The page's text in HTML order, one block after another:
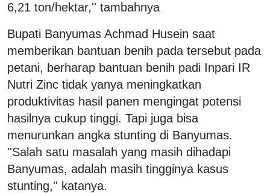
6,21 ton/hektar,'' tambahnya
Bupati Banyumas Achmad Husein saat
memberikan bantuan benih pada tersebut pada
petani, berharap bantuan benih padi Inpari IR
Nutri Zinc tidak yanya meningkatkan
produktivitas hasil panen mengingat potensi
hasilnya cukup tinggi. Tapi juga bisa
menurunkan angka stunting di Banyumas.
''Salah satu masalah yang masih dihadapi
Banyumas, adalah masih tingginya kasus
stunting,'' katanya.